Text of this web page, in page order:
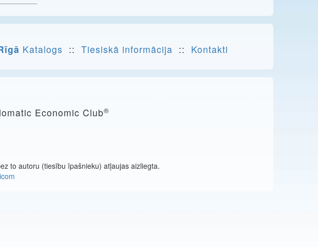
Katalogs :: Tiesiskā informācija :: Kontakti
Economic Club®
to autoru (tiesību īpašnieku) atļaujas aizliegta.